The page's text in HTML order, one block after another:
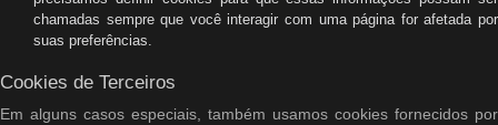
chamadas sempre que você interagir com uma página for afetada por
suas preferências.
Cookies de Terceiros
Em alguns casos especiais, também usamos cookies fornecidos por